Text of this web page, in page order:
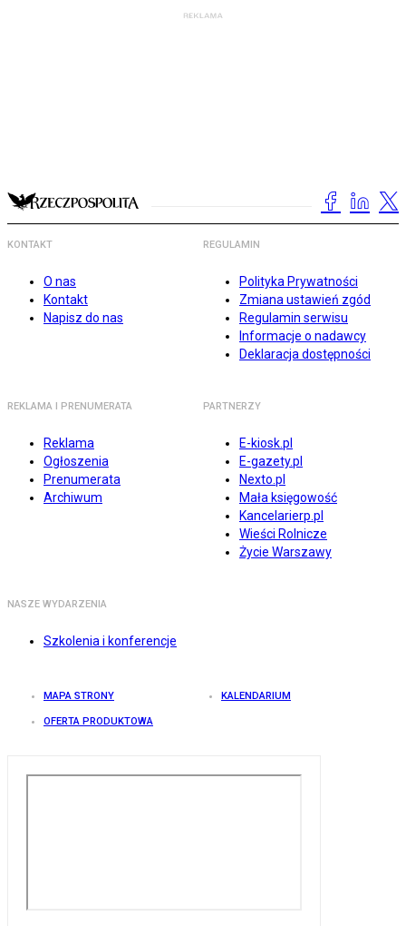
KONTAKT
O nas
Kontakt
Napisz do nas
REGULAMIN
Polityka Prywatności
Zmiana ustawień zgód
Regulamin serwisu
Informacje o nadawcy
Deklaracja dostępności
REKLAMA I PRENUMERATA
Reklama
Ogłoszenia
Prenumerata
Archiwum
PARTNERZY
E-kiosk.pl
E-gazety.pl
Nexto.pl
Mała księgowość
Kancelarierp.pl
Wieści Rolnicze
Życie Warszawy
NASZE WYDARZENIA
Szkolenia i konferencje
MAPA STRONY KALENDARIUM
OFERTA PRODUKTOWA